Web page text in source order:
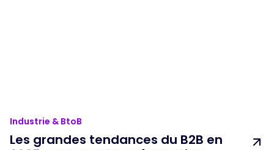
Industrie & BtoB
Les grandes tendances du B2B en